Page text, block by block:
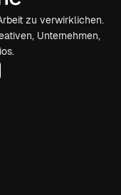
zu verwirklichen.
Unternehmen,